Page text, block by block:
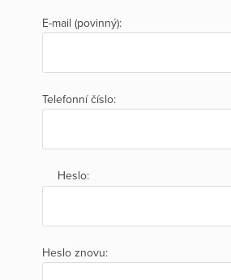
E-mail (povinný):
Telefonní číslo:
Heslo:
Heslo znovu: